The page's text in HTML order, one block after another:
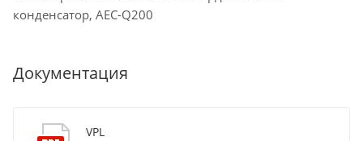
конденсатор, AEC-Q200
Документация
VPL